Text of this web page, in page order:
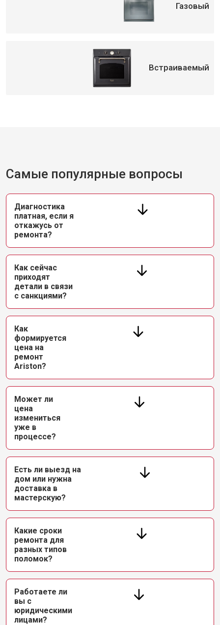
Газовый
Встраиваемый
Самые популярные вопросы
Диагностика
платная, если я
откажусь от
ремонта?
Как сейчас
приходят
детали в связи
с санкциями?
Как
формируется
цена на
ремонт
Ariston?
Может ли
цена
измениться
уже в
процессе?
Есть ли выезд на
дом или нужна
доставка в
мастерскую?
Какие сроки
ремонта для
разных типов
поломок?
Работаете ли
вы с
юридическими
лицами?